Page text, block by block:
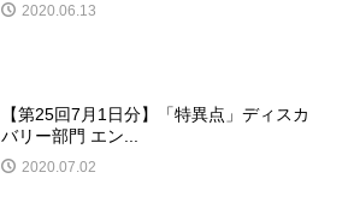
2020.06.13
【第25回7月1日分】「特異点」ディスカ
バリー部門 エン...
2020.07.02